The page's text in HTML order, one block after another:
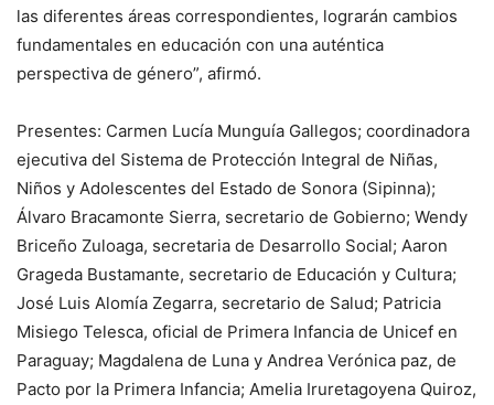
las diferentes áreas correspondientes, lograrán cambios
fundamentales en educación con una auténtica
perspectiva de género”, afirmó.
Presentes: Carmen Lucía Munguía Gallegos; coordinadora
ejecutiva del Sistema de Protección Integral de Niñas,
Niños y Adolescentes del Estado de Sonora (Sipinna);
Álvaro Bracamonte Sierra, secretario de Gobierno; Wendy
Briceño Zuloaga, secretaria de Desarrollo Social; Aaron
Grageda Bustamante, secretario de Educación y Cultura;
José Luis Alomía Zegarra, secretario de Salud; Patricia
Misiego Telesca, oficial de Primera Infancia de Unicef en
Paraguay; Magdalena de Luna y Andrea Verónica paz, de
Pacto por la Primera Infancia; Amelia Iruretagoyena Quiroz,